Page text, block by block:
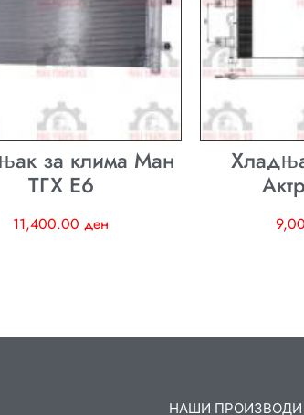
за клима Ман
ТГХ E6
11,400.00 ден
НАШИ ПРОИЗВОДИ